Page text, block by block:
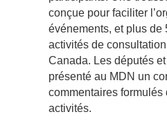
conçue pour faciliter
événements, et plus de
activités de
Canada. Les députés
présenté au MDN un
commentaires
activités.